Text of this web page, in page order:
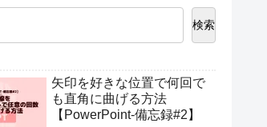
検索
矢印を好きな位置で何回で
も直角に曲げる方法
【PowerPoint-備忘録#2】